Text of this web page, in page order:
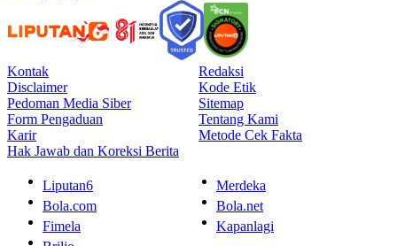
Kontak
Redaksi
Disclaimer
Kode Etik
Pedoman Media Siber
Sitemap
Form Pengaduan
Tentang Kami
Karir
Metode Cek Fakta
Hak Jawab dan Koreksi Berita
Liputan6
Merdeka
Bola.com
Bola.net
Fimela
Kapanlagi